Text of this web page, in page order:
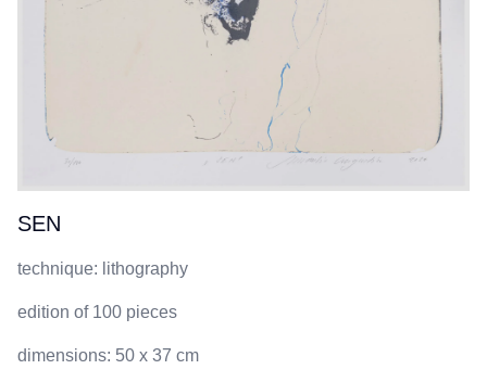
SEN
technique: lithography
edition of 100 pieces
dimensions: 50 x 37 cm